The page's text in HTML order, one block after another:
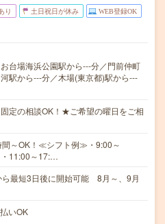
り 土日祝日が休み WEB登録OK
台場海浜公園駅から---分／門前仲町
駅から---分／木場(東京都)駅から---
定の相談OK！★ご希望の曜日をご相
間～OK！≪シフト例≫・9:00～
11:00～17:…
最短3日後に開始可能 8月～、9月
いOK